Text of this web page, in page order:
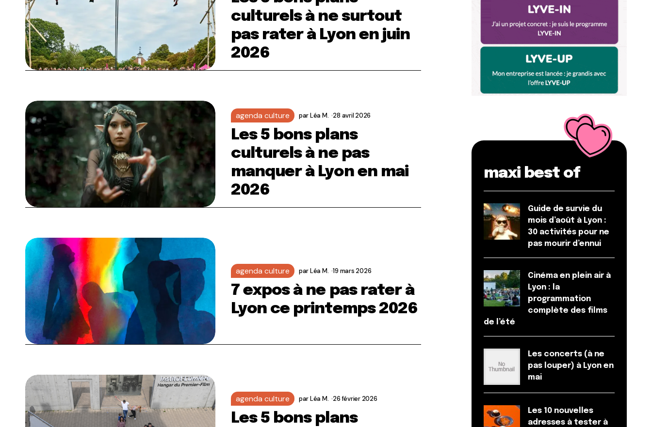
culturels à ne surtout
pas rater à Lyon en juin
2026
agenda culture parLéa M. 28 avril 2026
Les 5 bons plans
culturels à ne pas
manquer à Lyon en mai
2026
agenda culture parLéa M. 19 mars 2026
7 expos à ne pas rater à
Lyon ce printemps 2026
agenda culture parLéa M. 26 février 2026
Les 5 bons plans
maxi best of
Guide de survie du
mois d’août à Lyon :
30 activités pour ne
pas mourir d’ennui
Cinéma en plein air à
Lyon : la
programmation
complète des films
de l’été
Les concerts (à ne
pas louper) à Lyon en
mai
Les 10 nouvelles
adresses à tester à